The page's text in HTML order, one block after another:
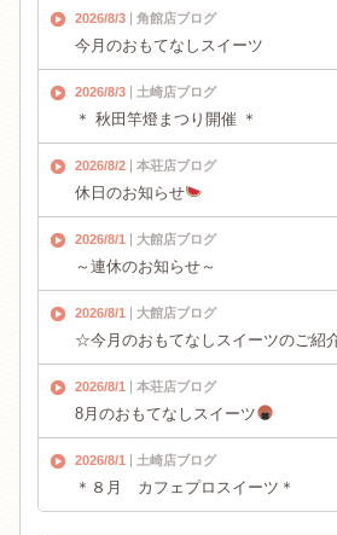
2026/8/3 角館店ブログ
今月のおもてなしスイーツ
2026/8/3 土崎店ブログ
＊ 秋田竿燈まつり開催 ＊
2026/8/2 本荘店ブログ
休日のお知らせ
2026/8/1 大館店ブログ
～連休のお知らせ～
2026/8/1 大館店ブログ
☆今月のおもてなしスイーツのご紹
2026/8/1 本荘店ブログ
8月のおもてなしスイーツ
2026/8/1 土崎店ブログ
＊８月 カフェプロスイーツ＊